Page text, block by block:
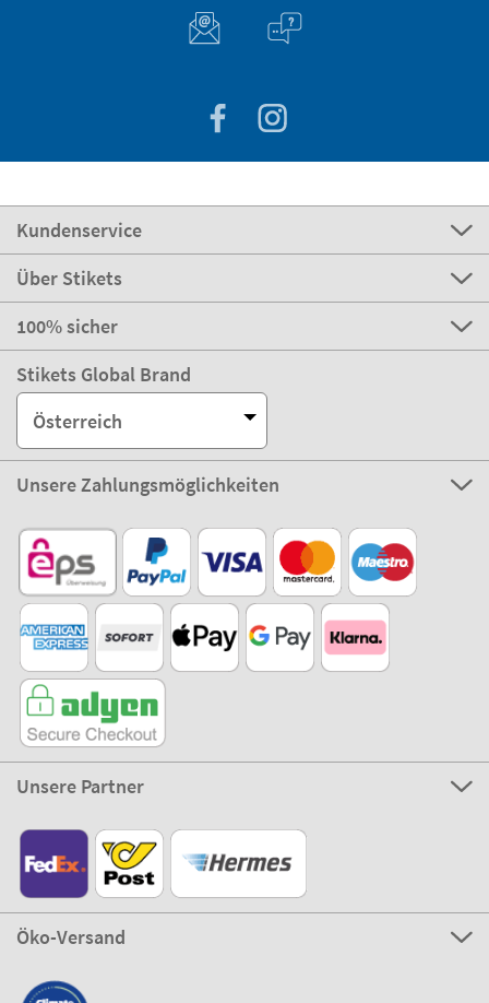
Kundenservice
Über Stikets
100% sicher
Stikets Global Brand
Österreich
Unsere Zahlungsmöglichkeiten
Unsere Partner
Öko-Versand